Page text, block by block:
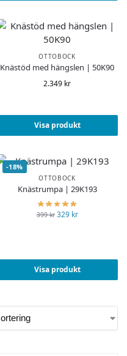
OTTOBOCK
Knästöd med hängslen | 50K90
2.349 kr
Visa produkt
-18%
OTTOBOCK
Knästrumpa | 29K193
399kr 329 kr
Visa produkt